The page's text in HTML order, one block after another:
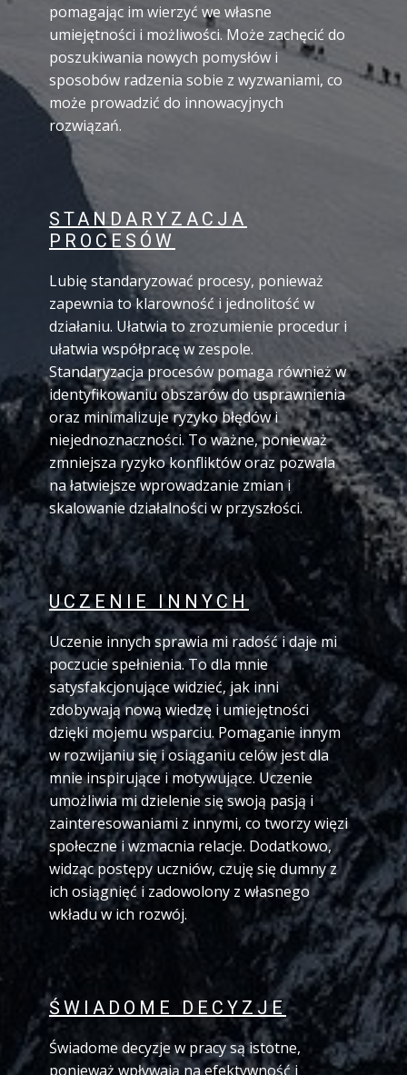
pomagając im wierzyć we własne
umiejętności i możliwości. Może zachęcić do
poszukiwania nowych pomysłów i
sposobów radzenia sobie z wyzwaniami, co
może prowadzić do innowacyjnych
rozwiązań.
STANDARYZACJA
PROCESÓW
Lubię standaryzować procesy, ponieważ
zapewnia to klarowność i jednolitość w
działaniu. Ułatwia to zrozumienie procedur i
ułatwia współpracę w zespole.
Standaryzacja procesów pomaga również w
identyfikowaniu obszarów do usprawnienia
oraz minimalizuje ryzyko błędów i
niejednoznaczności. To ważne, ponieważ
zmniejsza ryzyko konfliktów oraz pozwala
na łatwiejsze wprowadzanie zmian i
skalowanie działalności w przyszłości.
UCZENIE INNYCH
Uczenie innych sprawia mi radość i daje mi
poczucie spełnienia. To dla mnie
satysfakcjonujące widzieć, jak inni
zdobywają nową wiedzę i umiejętności
dzięki mojemu wsparciu. Pomaganie innym
w rozwijaniu się i osiąganiu celów jest dla
mnie inspirujące i motywujące. Uczenie
umożliwia mi dzielenie się swoją pasją i
zainteresowaniami z innymi, co tworzy więzi
społeczne i wzmacnia relacje. Dodatkowo,
widząc postępy uczniów, czuję się dumny z
ich osiągnięć i zadowolony z własnego
wkładu w ich rozwój.
ŚWIADOME DECYZJE
Świadome decyzje w pracy są istotne,
ponieważ wpływają na efektywność i